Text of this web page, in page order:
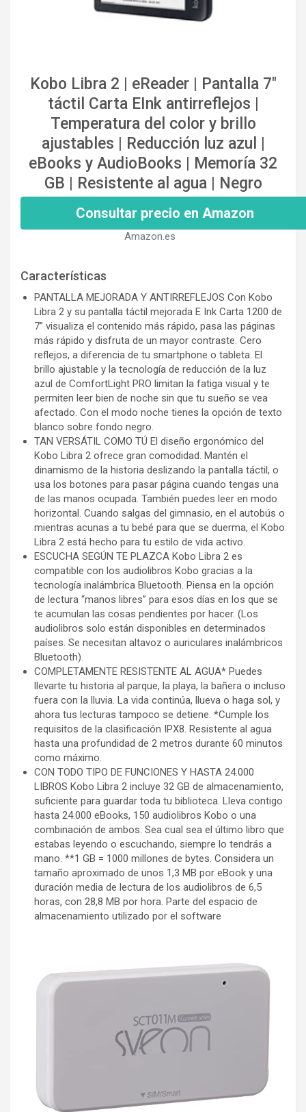
Kobo Libra 2 | eReader | Pantalla 7"
táctil Carta EInk antirreflejos |
Temperatura del color y brillo
ajustables | Reducción luz azul |
eBooks y AudioBooks | Memoría 32
GB | Resistente al agua | Negro
Consultar precio en Amazon
Amazon.es
Características
PANTALLA MEJORADA Y ANTIRREFLEJOS Con Kobo
Libra 2 y su pantalla táctil mejorada E Ink Carta 1200 de
7” visualiza el contenido más rápido, pasa las páginas
más rápido y disfruta de un mayor contraste. Cero
reflejos, a diferencia de tu smartphone o tableta. El
brillo ajustable y la tecnología de reducción de la luz
azul de ComfortLight PRO limitan la fatiga visual y te
permiten leer bien de noche sin que tu sueño se vea
afectado. Con el modo noche tienes la opción de texto
blanco sobre fondo negro.
TAN VERSÁTIL COMO TÚ El diseño ergonómico del
Kobo Libra 2 ofrece gran comodidad. Mantén el
dinamismo de la historia deslizando la pantalla táctil, o
usa los botones para pasar página cuando tengas una
de las manos ocupada. También puedes leer en modo
horizontal. Cuando salgas del gimnasio, en el autobús o
mientras acunas a tu bebé para que se duerma, el Kobo
Libra 2 está hecho para tu estilo de vida activo.
ESCUCHA SEGÚN TE PLAZCA Kobo Libra 2 es
compatible con los audiolibros Kobo gracias a la
tecnología inalámbrica Bluetooth. Piensa en la opción
de lectura “manos libres” para esos días en los que se
te acumulan las cosas pendientes por hacer. (Los
audiolibros solo están disponibles en determinados
países. Se necesitan altavoz o auriculares inalámbricos
Bluetooth).
COMPLETAMENTE RESISTENTE AL AGUA* Puedes
llevarte tu historia al parque, la playa, la bañera o incluso
fuera con la lluvia. La vida continúa, llueva o haga sol, y
ahora tus lecturas tampoco se detiene. *Cumple los
requisitos de la clasificación IPX8. Resistente al agua
hasta una profundidad de 2 metros durante 60 minutos
como máximo.
CON TODO TIPO DE FUNCIONES Y HASTA 24.000
LIBROS Kobo Libra 2 incluye 32 GB de almacenamiento,
suficiente para guardar toda tu biblioteca. Lleva contigo
hasta 24.000 eBooks, 150 audiolibros Kobo o una
combinación de ambos. Sea cual sea el último libro que
estabas leyendo o escuchando, siempre lo tendrás a
mano. **1 GB = 1000 millones de bytes. Considera un
tamaño aproximado de unos 1,3 MB por eBook y una
duración media de lectura de los audiolibros de 6,5
horas, con 28,8 MB por hora. Parte del espacio de
almacenamiento utilizado por el software